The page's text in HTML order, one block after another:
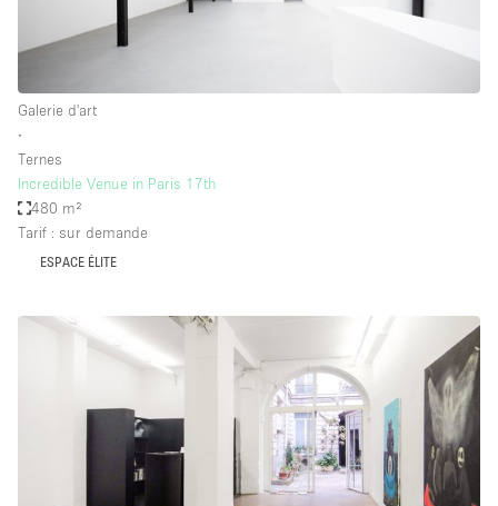
Galerie d'art
∙
Ternes
Incredible Venue in Paris 17th
480 m²
Tarif : sur demande
ESPACE ÉLITE